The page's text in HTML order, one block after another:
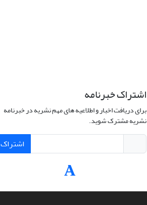
اشتراک خبرنامه
برای دریافت اخبار و اطلاعیه های مهم نشریه در خبرنامه
نشریه مشترک شوید.
اشتراک